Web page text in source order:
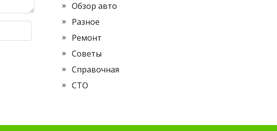
Обзор авто
Разное
Ремонт
Советы
Справочная
СТО